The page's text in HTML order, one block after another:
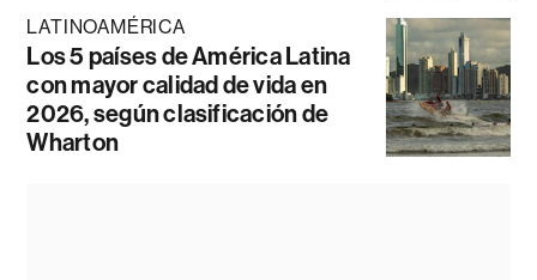
LATINOAMÉRICA
Los 5 países de América Latina
con mayor calidad de vida en
2026, según clasificación de
Wharton